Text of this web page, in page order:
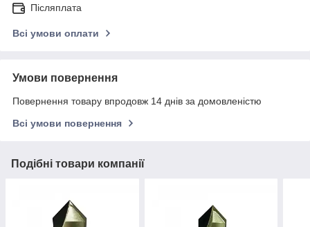
Післяплата
Всі умови оплати
Умови повернення
Повернення товару впродовж 14 днів за домовленістю
Всі умови повернення
Подібні товари компанії